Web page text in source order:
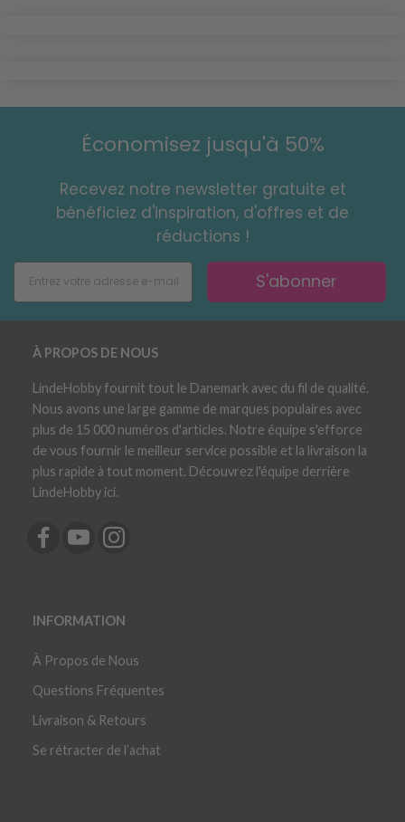
Économisez jusqu'à 50%
Recevez notre newsletter gratuite et
bénéficiez d'inspiration, d'offres et de
réductions !
S'abonner
À PROPOS DE NOUS
LindeHobby fournit tout le Danemark avec du fil de qualité.
Nous avons une large gamme de marques populaires avec
plus de 15 000 numéros d'articles. Notre équipe s'efforce
de vous fournir le meilleur service possible et la livraison la
plus rapide à tout moment. Découvrez l'équipe derrière
LindeHobby ici.
INFORMATION
À Propos de Nous
Questions Fréquentes
Livraison & Retours
Se rétracter de l’achat